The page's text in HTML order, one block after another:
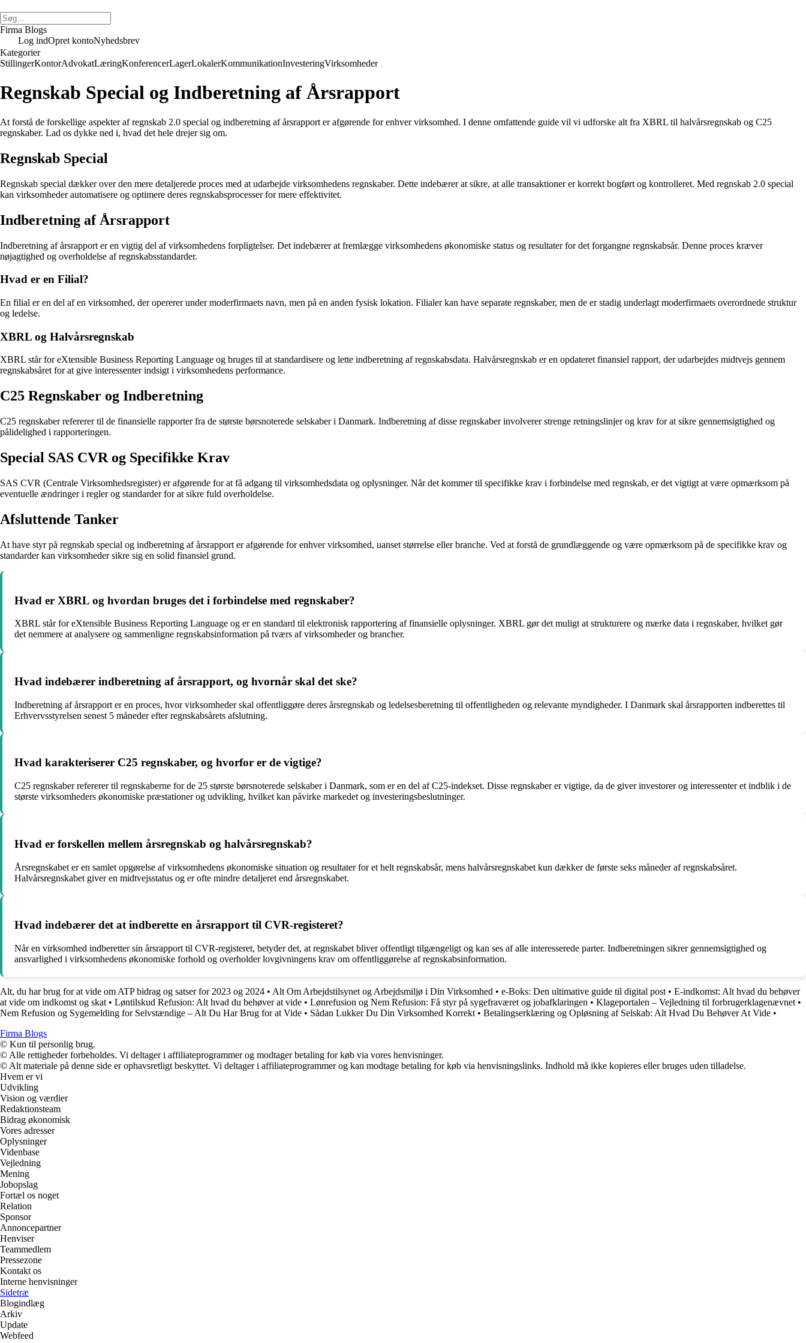
Firma Blogs
Log indOpret kontoNyhedsbrev
Kategorier
StillingerKontorAdvokatLæringKonferencerLagerLokalerKommunikationInvesteringVirksomheder
Regnskab Special og Indberetning af Årsrapport
At forstå de forskellige aspekter af regnskab 2.0 special og indberetning af årsrapport er afgørende for enhver virksomhed. I denne omfattende guide vil vi udforske alt fra XBRL til halvårsregnskab og C25
regnskaber. Lad os dykke ned i, hvad det hele drejer sig om.
Regnskab Special
Regnskab special dækker over den mere detaljerede proces med at udarbejde virksomhedens regnskaber. Dette indebærer at sikre, at alle transaktioner er korrekt bogført og kontrolleret. Med regnskab 2.0 special
kan virksomheder automatisere og optimere deres regnskabsprocesser for mere effektivitet.
Indberetning af Årsrapport
Indberetning af årsrapport er en vigtig del af virksomhedens forpligtelser. Det indebærer at fremlægge virksomhedens økonomiske status og resultater for det forgangne regnskabsår. Denne proces kræver
nøjagtighed og overholdelse af regnskabsstandarder.
Hvad er en Filial?
En filial er en del af en virksomhed, der opererer under moderfirmaets navn, men på en anden fysisk lokation. Filialer kan have separate regnskaber, men de er stadig underlagt moderfirmaets overordnede struktur
og ledelse.
XBRL og Halvårsregnskab
XBRL står for eXtensible Business Reporting Language og bruges til at standardisere og lette indberetning af regnskabsdata. Halvårsregnskab er en opdateret finansiel rapport, der udarbejdes midtvejs gennem
regnskabsåret for at give interessenter indsigt i virksomhedens performance.
C25 Regnskaber og Indberetning
C25 regnskaber refererer til de finansielle rapporter fra de største børsnoterede selskaber i Danmark. Indberetning af disse regnskaber involverer strenge retningslinjer og krav for at sikre gennemsigtighed og
pålidelighed i rapporteringen.
Special SAS CVR og Specifikke Krav
SAS CVR (Centrale Virksomhedsregister) er afgørende for at få adgang til virksomhedsdata og oplysninger. Når det kommer til specifikke krav i forbindelse med regnskab, er det vigtigt at være opmærksom på
eventuelle ændringer i regler og standarder for at sikre fuld overholdelse.
Afsluttende Tanker
At have styr på regnskab special og indberetning af årsrapport er afgørende for enhver virksomhed, uanset størrelse eller branche. Ved at forstå de grundlæggende og være opmærksom på de specifikke krav og
standarder kan virksomheder sikre sig en solid finansiel grund.
Hvad er XBRL og hvordan bruges det i forbindelse med regnskaber?
XBRL står for eXtensible Business Reporting Language og er en standard til elektronisk rapportering af finansielle oplysninger. XBRL gør det muligt at strukturere og mærke data i regnskaber, hvilket gør
det nemmere at analysere og sammenligne regnskabsinformation på tværs af virksomheder og brancher.
Hvad indebærer indberetning af årsrapport, og hvornår skal det ske?
Indberetning af årsrapport er en proces, hvor virksomheder skal offentliggøre deres årsregnskab og ledelsesberetning til offentligheden og relevante myndigheder. I Danmark skal årsrapporten indberettes til
Erhvervsstyrelsen senest 5 måneder efter regnskabsårets afslutning.
Hvad karakteriserer C25 regnskaber, og hvorfor er de vigtige?
C25 regnskaber refererer til regnskaberne for de 25 største børsnoterede selskaber i Danmark, som er en del af C25-indekset. Disse regnskaber er vigtige, da de giver investorer og interessenter et indblik i de
største virksomheders økonomiske præstationer og udvikling, hvilket kan påvirke markedet og investeringsbeslutninger.
Hvad er forskellen mellem årsregnskab og halvårsregnskab?
Årsregnskabet er en samlet opgørelse af virksomhedens økonomiske situation og resultater for et helt regnskabsår, mens halvårsregnskabet kun dækker de første seks måneder af regnskabsåret.
Halvårsregnskabet giver en midtvejsstatus og er ofte mindre detaljeret end årsregnskabet.
Hvad indebærer det at indberette en årsrapport til CVR-registeret?
Når en virksomhed indberetter sin årsrapport til CVR-registeret, betyder det, at regnskabet bliver offentligt tilgængeligt og kan ses af alle interesserede parter. Indberetningen sikrer gennemsigtighed og
ansvarlighed i virksomhedens økonomiske forhold og overholder lovgivningens krav om offentliggørelse af regnskabsinformation.
Alt, du har brug for at vide om ATP bidrag og satser for 2023 og 2024 • Alt Om Arbejdstilsynet og Arbejdsmiljø i Din Virksomhed • e-Boks: Den ultimative guide til digital post • E-indkomst: Alt hvad du behøver
at vide om indkomst og skat • Løntilskud Refusion: Alt hvad du behøver at vide • Lønrefusion og Nem Refusion: Få styr på sygefraværet og jobafklaringen • Klageportalen – Vejledning til forbrugerklagenævnet •
Nem Refusion og Sygemelding for Selvstændige – Alt Du Har Brug for at Vide • Sådan Lukker Du Din Virksomhed Korrekt • Betalingserklæring og Opløsning af Selskab: Alt Hvad Du Behøver At Vide •
Firma Blogs
© Kun til personlig brug.
© Alle rettigheder forbeholdes. Vi deltager i affiliateprogrammer og modtager betaling for køb via vores henvisninger.
© Alt materiale på denne side er ophavsretligt beskyttet. Vi deltager i affiliateprogrammer og kan modtage betaling for køb via henvisningslinks. Indhold må ikke kopieres eller bruges uden tilladelse.
Hvem er vi
Udvikling
Vision og værdier
Redaktionsteam
Bidrag økonomisk
Vores adresser
Oplysninger
Videnbase
Vejledning
Mening
Jobopslag
Fortæl os noget
Relation
Sponsor
Annoncepartner
Henviser
Teammedlem
Pressezone
Kontakt os
Interne henvisninger
Sidetræ
Blogindlæg
Arkiv
Update
Webfeed